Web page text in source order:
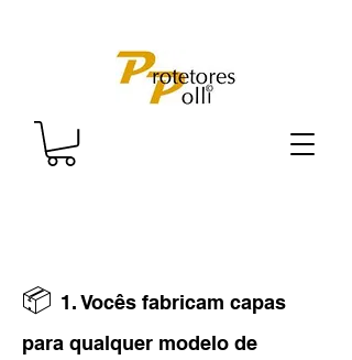
📦 1. Vocês fabricam capas
para qualquer modelo de